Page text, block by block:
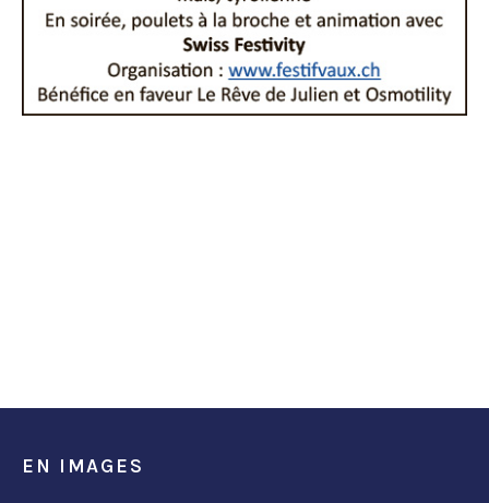
EN IMAGES